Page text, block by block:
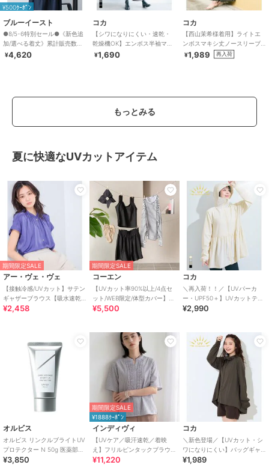
¥500ｸｰﾎﾟﾝ
ブルーイースト
●8/5-6特別セール●《新色追
加/選べる着丈》累計販売数
70000枚突破！アソート柄ワ
¥4,620
コカ
【シワになりにくい・速乾・
乾燥機OK】エンボス半袖マキ
シワンピース 全4色
¥1,690
コカ
【西山茉希様着用】ライトエ
ンボスマキシ丈ノースリーブ
ワンピース 全4色 / シワになり
¥1,989 再入荷
もっとみる
夏に快適なUVカットアイテム
期間限定SALE
アー・ヴェ・ヴェ
【接触冷感/UVカット】サテン
ギャザーブラウス【吸水速乾/
イージーケア】
¥2,458
期間限定SALE
コーエン
【UVカット率90%以上/4点セ
ット/WEB限定/体型カバー】シ
ュシュ付きアソートスイムウ
¥5,500
コカ
＼再入荷！！／【UVパーカ
ー・UPF50＋】UVカットティ
アードパーカー 全4色
¥2,990
オルビス
オルビス リンクルブライトUV
プロテクター N 50g 医薬部外
品（顔用日焼け止め）
¥3,850
期間限定SALE
¥1888ｸｰﾎﾟﾝ
インディヴィ
【UVケア／吸汗速乾／着映
え】フリルピンタックブラウ
ス
¥11,220
コカ
＼新色登場／【UVカット・シ
ワになりにくい】バッグギャ
ザーUVパーカー 全4色
¥1,989